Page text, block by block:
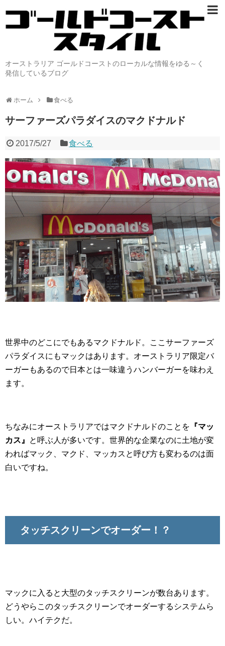
オーストラリア ゴールドコーストのローカルな情報をゆる～く
発信しているブログ
ホーム 食べる
サーファーズパラダイスのマクドナルド
2017/5/27 食べる
世界中のどこにでもあるマクドナルド。ここサーファーズ
パラダイスにもマックはあります。オーストラリア限定バ
ーガーもあるので日本とは一味違うハンバーガーを味わえ
ます。
ちなみにオーストラリアではマクドナルドのことを 『マッ
カス』
と呼ぶ人が多いです。世界的な企業なのに土地が変
わればマック、マクド、マッカスと呼び方も変わるのは面
白いですね。
タッチスクリーンでオーダー！？
マックに入ると大型のタッチスクリーンが数台あります。
どうやらこのタッチスクリーンでオーダーするシステムら
しい。ハイテクだ。